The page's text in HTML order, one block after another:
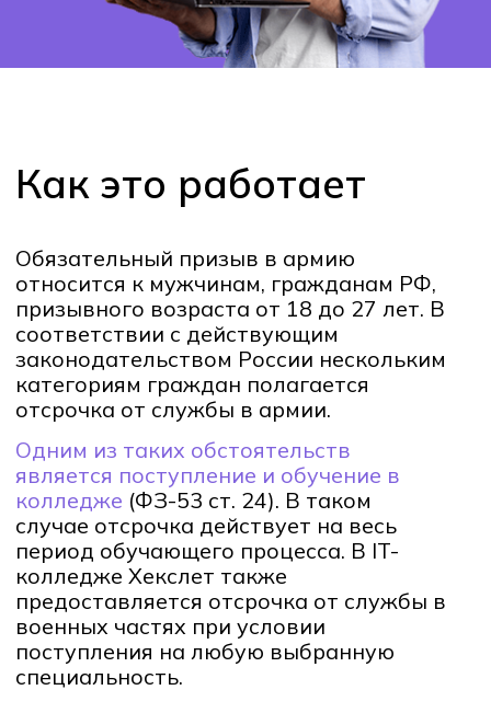
отсрочка от службы в армии.
Одним из таких обстоятельств
является поступление и обучение в
военных частях при условии
поступления на любую выбранную
специальность.
Отсрочка действует на
протяжении всего срока
обучения
Отсрочка от
*службы в армии для
граждан РФ призывного
возраста
Даём отсрочку от службы в
Кто может получить
отсрочку от армии
Загибайте пальцы – всем этим
критериям нужно соответствовать: